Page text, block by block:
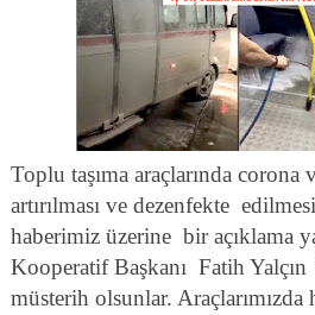
Toplu taşıma araçlarında corona
artırılması ve dezenfekte edilmesi
haberimiz üzerine bir açıklama
Kooperatif Başkanı Fatih Yalçın
müsterih olsunlar.